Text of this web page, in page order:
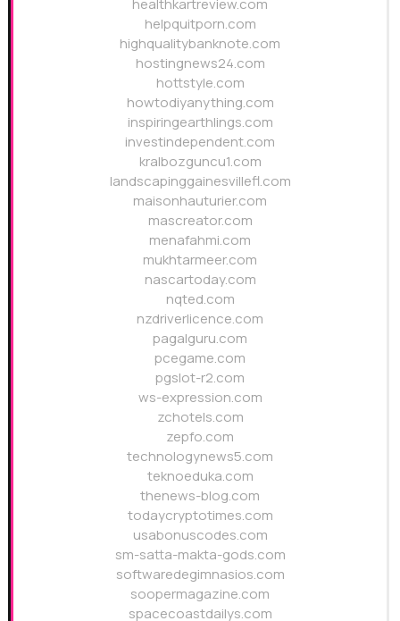
healthkartreview.com
helpquitporn.com
highqualitybanknote.com
hostingnews24.com
hottstyle.com
howtodiyanything.com
inspiringearthlings.com
investindependent.com
kralbozguncu1.com
landscapinggainesvillefl.com
maisonhauturier.com
mascreator.com
menafahmi.com
mukhtarmeer.com
nascartoday.com
nqted.com
nzdriverlicence.com
pagalguru.com
pcegame.com
pgslot-r2.com
ws-expression.com
zchotels.com
zepfo.com
technologynews5.com
teknoeduka.com
thenews-blog.com
todaycryptotimes.com
usabonuscodes.com
sm-satta-makta-gods.com
softwaredegimnasios.com
soopermagazine.com
spacecoastdailys.com